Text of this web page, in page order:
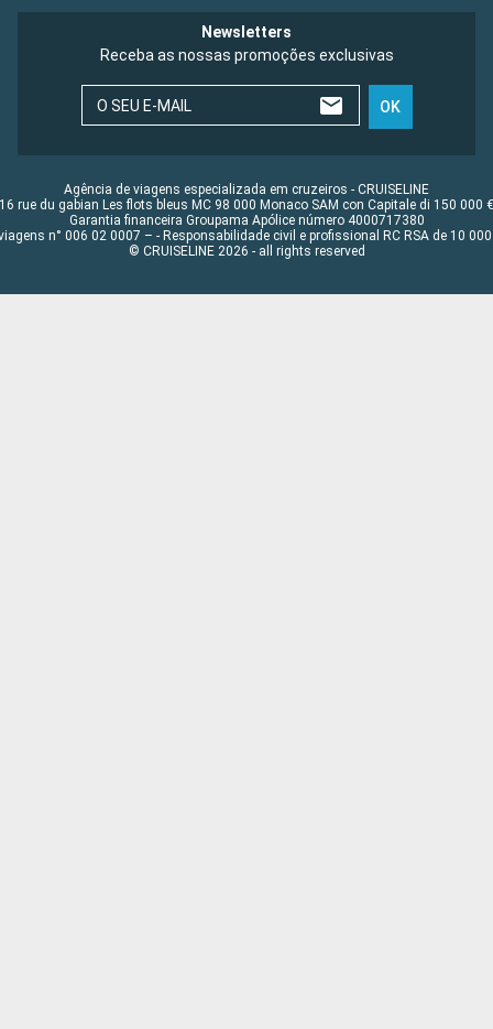
Newsletters
Receba as nossas promoções exclusivas
O SEU E-MAIL OK
Agência de viagens especializada em cruzeiros - CRUISELINE
16 rue du gabian Les flots bleus MC 98 000 Monaco SAM con Capitale di 150 000 €
Garantia financeira Groupama Apólice número 4000717380
n° 006 02 0007 – - Responsabilidade civil e profissional RC RSA de 10 000
© CRUISELINE 2026 - all rights reserved